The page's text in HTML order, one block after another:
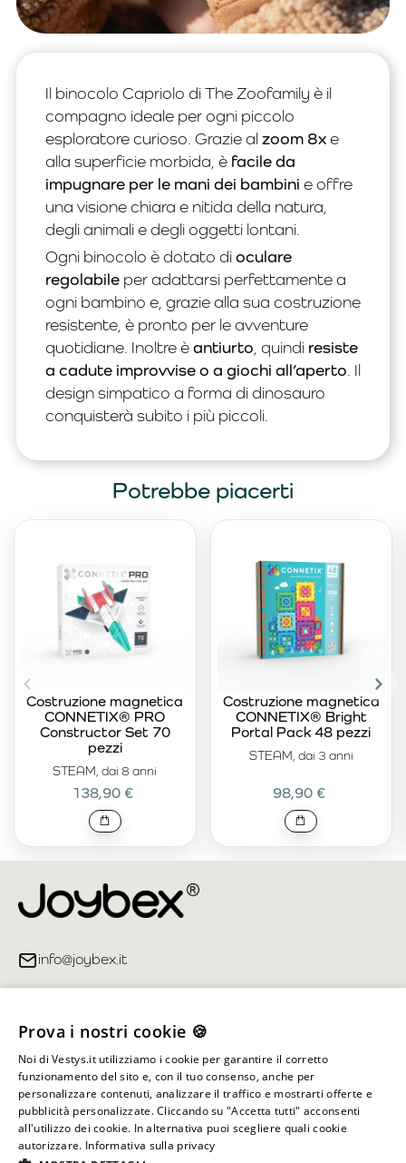
Il binocolo Capriolo di The Zoofamily è il
compagno ideale per ogni piccolo
esploratore curioso. Grazie alzoom 8xe
alla superficie morbida, è facile da
impugnare per le mani dei bambini e offre
una visione chiara e nitida della natura,
degli animali e degli oggetti lontani.
Ogni binocolo è dotato dioculare
regolabile per adattarsi perfettamente a
ogni bambino e, grazie alla sua costruzione
resistente, è pronto per le avventure
quotidiane. Inoltre èantiurto, quindi resiste
a cadute improvvise o a giochi all’aperto. Il
design simpatico a forma di dinosauro
conquisterà subito i più piccoli.
Potrebbe piacerti
STEAM, dai 8 anni
Costruzione magnetica
CONNETIX® PRO
Constructor Set 70
pezzi
138,90 €
STEAM, dai 3 anni
Costruzione magnetica
CONNETIX® Bright
Portal Pack 48 pezzi
98,90 €
info@joybex.it
Account
Informazioni sul negozio
Tutti i diritti riservati ©
Prova i nostri cookie 🍪
Noi di Vestys.it utilizziamo i cookie per garantire il corretto
funzionamento del sito e, con il tuo consenso, anche per
personalizzare contenuti, analizzare il traffico e mostrarti offerte e
pubblicità personalizzate. Cliccando su "Accetta tutti" acconsenti
all'utilizzo dei cookie. In alternativa puoi scegliere quali cookie
autorizzare. Informativa sulla privacy